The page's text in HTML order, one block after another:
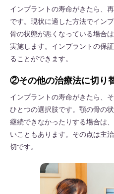
インプラントの寿命がきたら、
です。現状に適した方法でイン
骨の状態が悪くなっている場合
実施します。インプラントの保
ることができます。
②その他の治療法に切り
インプラントの寿命がきたら、
ひとつの選択肢です。顎の骨の
継続できなかったりする場合は
いこともあります。その点は主
切です。